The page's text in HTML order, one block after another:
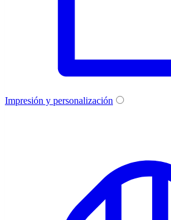
Impresión y personalización